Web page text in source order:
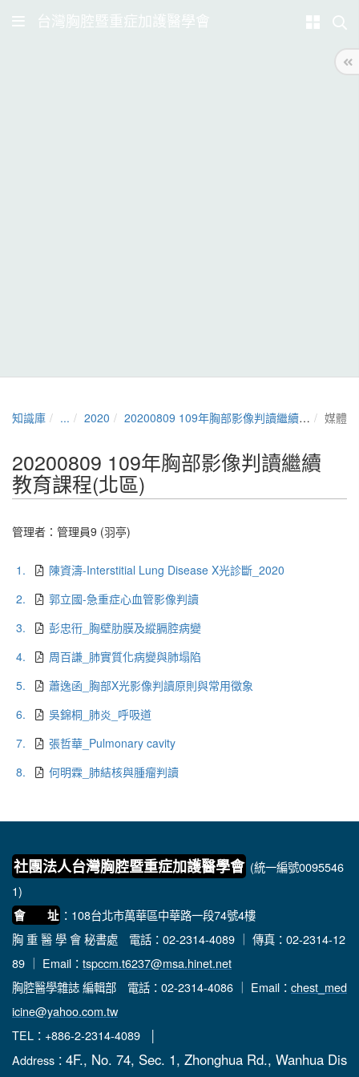
台灣胸腔暨重症加護醫學會
知識庫 ... 2020 20200809 109年胸部影像判讀繼續教育課程(北區) 媒體
20200809 109年胸部影像判讀繼續
教育課程(北區)
管理者： 管理員9 (羽亭)
1.
陳資濤-Interstitial Lung Disease X光診斷_2020
2.
郭立國-急重症心血管影像判讀
3.
彭忠衎_胸壁肋膜及縱膈腔病變
4.
周百謙_肺實質化病變與肺塌陷
5.
蕭逸函_胸部X光影像判讀原則與常用徵象
6.
吳錦桐_肺炎_呼吸道
7.
張哲華_Pulmonary cavity
8.
何明霖_肺結核與腫瘤判讀
社團法人台灣胸腔暨重症加護醫學會 (統一編號0095546
1)
會 址 ：108台北市萬華區中華路一段74號4樓
胸 重 醫 學 會 秘書處 電話：02-2314-4089 ｜ 傳真：02-2314-12
89 ｜ Email： tspccm.t6237@msa.hinet.net
胸腔醫學雜誌 編輯部 電話：02-2314-4086 ｜ Email： chest_med
icine@yahoo.com.tw
TEL：+886-2-2314-4089 │
Address： 4F., No. 74, Sec. 1, Zhonghua Rd., Wanhua Dis